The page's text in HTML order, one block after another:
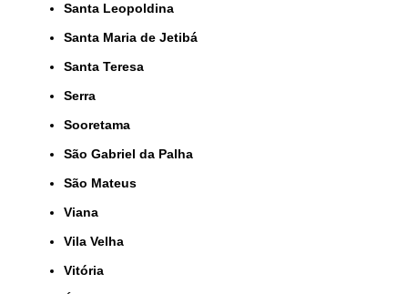
Santa Leopoldina
Santa Maria de Jetibá
Santa Teresa
Serra
Sooretama
São Gabriel da Palha
São Mateus
Viana
Vila Velha
Vitória